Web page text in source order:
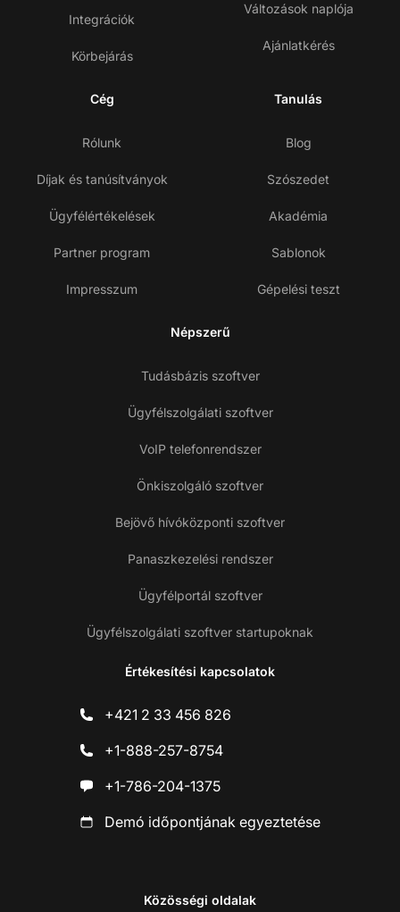
Integrációk
Körbejárás
Változások naplója
Ajánlatkérés
Cég
Rólunk
Díjak és tanúsítványok
Ügyfélértékelések
Partner program
Impresszum
Tanulás
Blog
Szószedet
Akadémia
Sablonok
Gépelési teszt
Népszerű
Tudásbázis szoftver
Ügyfélszolgálati szoftver
VoIP telefonrendszer
Önkiszolgáló szoftver
Bejövő hívóközponti szoftver
Panaszkezelési rendszer
Ügyfélportál szoftver
Ügyfélszolgálati szoftver startupoknak
Értékesítési kapcsolatok
+421 2 33 456 826
+1-888-257-8754
+1-786-204-1375
Demó időpontjának egyeztetése
Közösségi oldalak